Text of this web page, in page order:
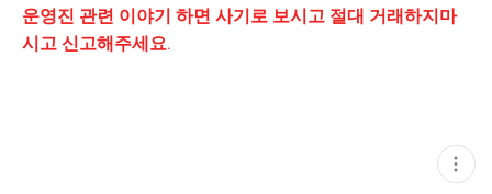
운영진 관련 이야기 하면 사기로 보시고 절대 거래하지마
시고 신고해주세요.
현
재